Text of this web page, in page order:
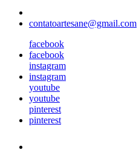
contatoartesane@gmail.com
facebook
facebook
instagram
instagram
youtube
youtube
pinterest
pinterest